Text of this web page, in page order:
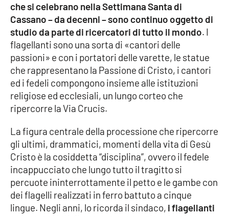
Politica
Sanità
Società
Sport
RUBRICHE
Good Morning Vietnam
Parchi Marini Calabria
Leggendo Alvaro insieme
che si celebrano nella Settimana Santa di
Cassano – da decenni – sono continuo oggetto di
studio da parte di ricercatori di tutto il mondo. I
flagellanti sono una sorta di «cantori delle
passioni» e con i portatori delle varette, le statue
che rappresentano la Passione di Cristo, i cantori
ed i fedeli compongono insieme alle istituzioni
religiose ed ecclesiali, un lungo corteo che
ripercorre la Via Crucis.
La figura centrale della processione che ripercorre
gli ultimi, drammatici, momenti della vita di Gesù
Cristo è la cosiddetta “disciplina”, ovvero il fedele
incappucciato che lungo tutto il tragitto si
percuote ininterrottamente il petto e le gambe con
dei flagelli realizzati in ferro battuto a cinque
lingue. Negli anni, lo ricorda il sindaco, i flagellanti